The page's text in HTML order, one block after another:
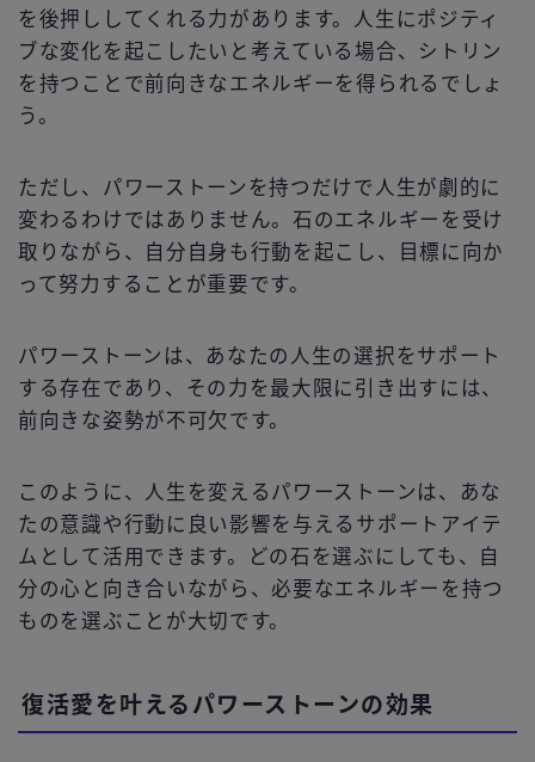
を後押ししてくれる力があります。人生にポジティ
ブな変化を起こしたいと考えている場合、シトリン
を持つことで前向きなエネルギーを得られるでしょ
う。
ただし、パワーストーンを持つだけで人生が劇的に
変わるわけではありません。石のエネルギーを受け
取りながら、自分自身も行動を起こし、目標に向か
って努力することが重要です。
パワーストーンは、あなたの人生の選択をサポート
する存在であり、その力を最大限に引き出すには、
前向きな姿勢が不可欠です。
このように、人生を変えるパワーストーンは、あな
たの意識や行動に良い影響を与えるサポートアイテ
ムとして活用できます。どの石を選ぶにしても、自
分の心と向き合いながら、必要なエネルギーを持つ
ものを選ぶことが大切です。
復活愛を叶えるパワーストーンの効果